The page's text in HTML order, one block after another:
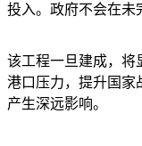
投入。政府不会在未
该工程一旦建成，将
港口压力，提升国家
产生深远影响。